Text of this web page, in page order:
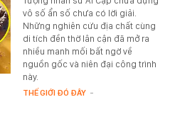
vô số ẩn số chưa có lời giải.
Những nghiên cứu địa chất cùng
di tích đền thờ lân cận đã mở ra
nhiều manh mối bất ngờ về
nguồn gốc và niên đại công trình
này.
THẾ GIỚI ĐÓ ĐÂY -